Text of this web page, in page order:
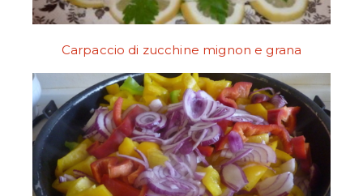
Carpaccio di zucchine mignon e grana